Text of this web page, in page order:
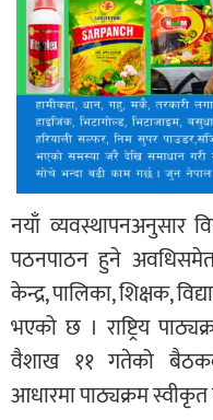
नयाँ व्यवस्थापनअनुसार
पठनपाठन हुने
केन्द्र, पालिका, शिक्षक,
भएको छ । राष्ट्रिय
वैशाख ११ गतेको
आधारमा पाठ्यक्रम स्वीकृत